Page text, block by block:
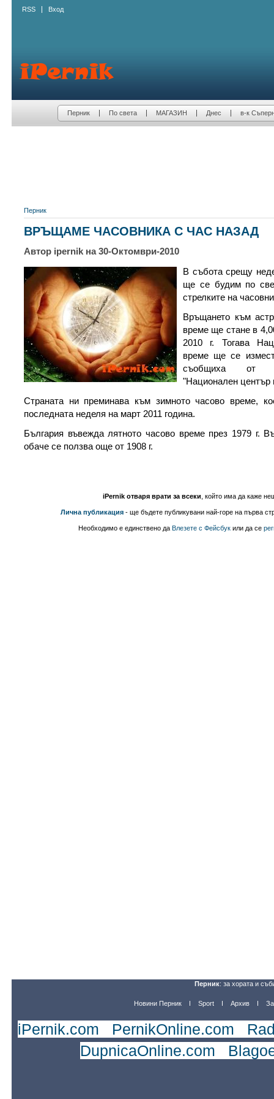
RSS Вход
Перник По света МАГАЗИН Днес в-к
Перник
ВРЪЩАМЕ ЧАСОВНИКА С ЧАС НАЗАД
Автор ipernik на 30-Октомври-2010
В събота срещу
ще се будим по
стрелките на
Връщането към
време ще стане в
2010 г. Тогава
време ще се
съобщиха от
"Национален център
Страната ни преминава към зимното часово време,
последната неделя на март 2011 година.
България въвежда лятното часово време през 1979 г.
обаче се ползва още от 1908 г.
iPernik отваря врати за всеки , който има да каже
Лична публикация - ще бъдете публикувани най-горе на първа
Необходимо е единствено да Влезете с Фейсбукили да се
Перник: за хората и
Новини Перник Sport Архив
iPernik.com PernikOnline.com
DupnicaOnline.com